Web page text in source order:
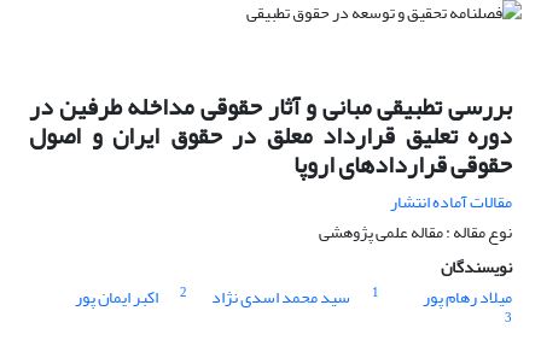
بررسی تطبیقی مبانی و آثار حقوقی مداخله طرفین در
دوره تعلیق قرارداد معلق در حقوق ایران و اصول
حقوقی قراردادهای اروپا
مقالات آماده انتشار
نوع مقاله : مقاله علمی پژوهشی
نویسندگان
میلاد رهام پور
1 سید محمد اسدی نژاد 2 اکبر ایمان پور
3